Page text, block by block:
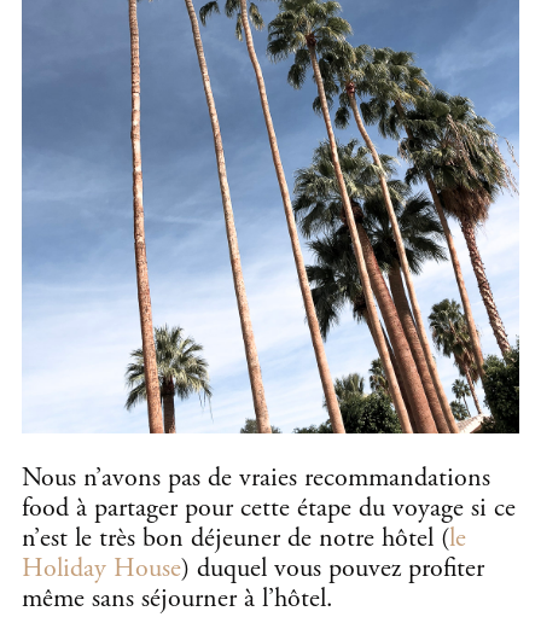
Nous n’avons pas de vraies recommandations
food à partager pour cette étape du voyage si ce
n’est le très bon déjeuner de notre hôtel (le
Holiday House) duquel vous pouvez profiter
même sans séjourner à l’hôtel.